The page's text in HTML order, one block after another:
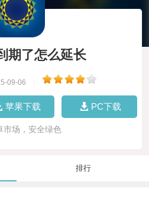
期了怎么延长
09-06
苹果下载 PC下载
市场，安全绿色
排行